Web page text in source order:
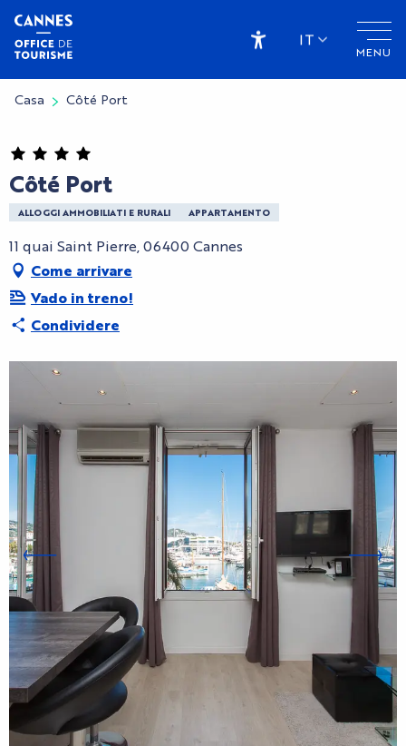
Aller
contenu
principal
MENU
Accessibilité
IT
Casa Côté Port
Côté Port
ALLOGGI AMMOBILIATI E RURALI APPARTAMENTO
11 quai Saint Pierre, 06400 Cannes
Come arrivare
Vado in treno!
Condividere